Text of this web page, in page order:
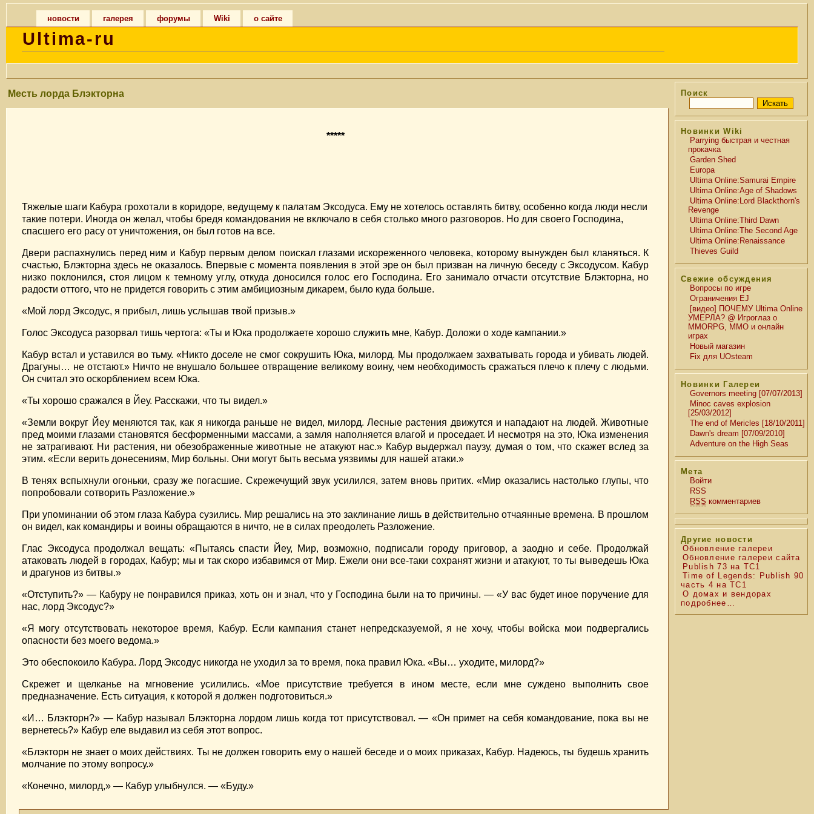
новости галерея форумы Wiki о сайте
Ultima-ru
Поиск
Новинки Wiki
Parrying быстрая и честная
прокачка
Garden Shed
Europa
Ultima Online:Samurai Empire
Ultima Online:Age of Shadows
Ultima Online:Lord Blackthorn's
Revenge
Ultima Online:Third Dawn
Ultima Online:The Second Age
Ultima Online:Renaissance
Thieves Guild
Свежие обсуждения
Вопросы по игре
Ограничения EJ
[видео] ПОЧЕМУ Ultima Online
УМЕРЛА? @ Игроглаз о
MMORPG, MMO и онлайн
играх
Новый магазин
Fix для UOsteam
Новинки Галереи
Governors meeting [07/07/2013]
Minoc caves explosion
[25/03/2012]
The end of Mericles [18/10/2011]
Dawn's dream [07/09/2010]
Adventure on the High Seas
Мета
Войти
RSS
RSS комментариев
Другие новости
Обновление галереи
Обновление галереи сайта
Publish 73 на TC1
Time of Legends: Publish 90
часть 4 на TC1
О домах и вендорах
подробнее…
Месть лорда Блэкторна
*****
Тяжелые шаги Кабура грохотали в коридоре, ведущему к палатам Эксодуса. Ему не хотелось оставлять битву, особенно когда люди несли
такие потери. Иногда он желал, чтобы бредя командования не включало в себя столько много разговоров. Но для своего Господина,
спасшего его расу от уничтожения, он был готов на все.
Двери распахнулись перед ним и Кабур первым делом поискал глазами искореженного человека, которому вынужден был кланяться. К
счастью, Блэкторна здесь не оказалось. Впервые с момента появления в этой эре он был призван на личную беседу с Эксодусом. Кабур
низко поклонился, стоя лицом к темному углу, откуда доносился голос его Господина. Его занимало отчасти отсутствие Блэкторна, но
радости оттого, что не придется говорить с этим амбициозным дикарем, было куда больше.
«Мой лорд Эксодус, я прибыл, лишь услышав твой призыв.»
Голос Эксодуса разорвал тишь чертога: «Ты и Юка продолжаете хорошо служить мне, Кабур. Доложи о ходе кампании.»
Кабур встал и уставился во тьму. «Никто доселе не смог сокрушить Юка, милорд. Мы продолжаем захватывать города и убивать людей.
Драгуны… не отстают.» Ничто не внушало большее отвращение великому воину, чем необходимость сражаться плечо к плечу с людьми.
Он считал это оскорблением всем Юка.
«Ты хорошо сражался в Йеу. Расскажи, что ты видел.»
«Земли вокруг Йеу меняются так, как я никогда раньше не видел, милорд. Лесные растения движутся и нападают на людей. Животные
пред моими глазами становятся бесформенными массами, а замля наполняется влагой и проседает. И несмотря на это, Юка изменения
не затрагивают. Ни растения, ни обезображенные животные не атакуют нас.» Кабур выдержал паузу, думая о том, что скажет вслед за
этим. «Если верить донесениям, Мир больны. Они могут быть весьма уязвимы для нашей атаки.»
В тенях вспыхнули огоньки, сразу же погасшие. Скрежечущий звук усилился, затем вновь притих. «Мир оказались настолько глупы, что
попробовали сотворить Разложение.»
При упоминании об этом глаза Кабура сузились. Мир решались на это заклинание лишь в действительно отчаянные времена. В прошлом
он видел, как командиры и воины обращаются в ничто, не в силах преодолеть Разложение.
Глас Эксодуса продолжал вещать: «Пытаясь спасти Йеу, Мир, возможно, подписали городу приговор, а заодно и себе. Продолжай
атаковать людей в городах, Кабур; мы и так скоро избавимся от Мир. Ежели они все-таки сохранят жизни и атакуют, то ты выведешь Юка
и драгунов из битвы.»
«Отступить?» — Кабуру не понравился приказ, хоть он и знал, что у Господина были на то причины. — «У вас будет иное поручение для
нас, лорд Эксодус?»
«Я могу отсутствовать некоторое время, Кабур. Если кампания станет непредсказуемой, я не хочу, чтобы войска мои подвергались
опасности без моего ведома.»
Это обеспокоило Кабура. Лорд Эксодус никогда не уходил за то время, пока правил Юка. «Вы… уходите, милорд?»
Скрежет и щелканье на мгновение усилились. «Мое присутствие требуется в ином месте, если мне суждено выполнить свое
предназначение. Есть ситуация, к которой я должен подготовиться.»
«И… Блэкторн?» — Кабур называл Блэкторна лордом лишь когда тот присутствовал. — «Он примет на себя командование, пока вы не
вернетесь?» Кабур еле выдавил из себя этот вопрос.
«Блэкторн не знает о моих действиях. Ты не должен говорить ему о нашей беседе и о моих приказах, Кабур. Надеюсь, ты будешь хранить
молчание по этому вопросу.»
«Конечно, милорд,» — Кабур улыбнулся. — «Буду.»